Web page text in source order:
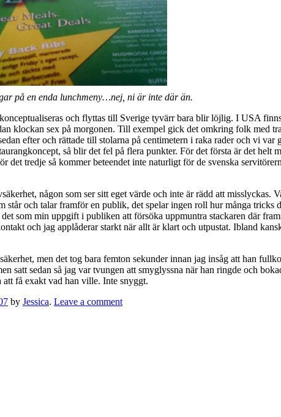
på en enda lunchmeny…nej, ni är inte där än.
och flyttas till Sverige tyvärr bara blir löjlig. I USA
klockan sex på morgonen. Till exempel gick det omkring folk med
efter och rättade till stolarna på centimetern i raka rader och vi
så blir det fel på flera punkter. För det första är det helt
tredje så kommer beteendet inte naturligt för de svenska
någon som ser sitt eget värde och inte är rädd att misslyckas.
står och talar framför en publik, det spelar ingen roll hur många
som min uppgift i publiken att försöka uppmuntra stackaren där
och jag applåderar starkt när allt är klart och utpustat. Ibland
men det tog bara femton sekunder innan jag insåg att han
satt sedan så jag var tvungen att smyglyssna när han ringde och
få exakt vad han ville. Inte snyggt.
by Jessica. Leave a comment